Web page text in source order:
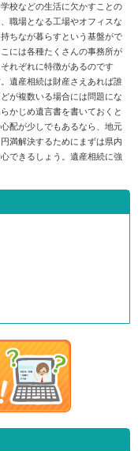
校などの生活に欠かすことの
職場となる工場やオフィスな
ちなが暮らすという基盤がで
には各種たくさんの事務所が
れぞれに特徴があるのです
遺産相続は財産さえあれば誰
が複数いる場合には問題にな
かじめ遺言書を書いておくと
配が少しでもあるなら、地元
満解決するためにまずは県内
できるしょう。遺産相続に強